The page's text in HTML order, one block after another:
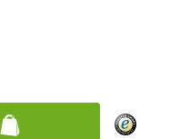
gewünschten